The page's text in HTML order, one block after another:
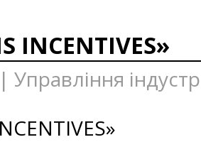
INCENTIVES»